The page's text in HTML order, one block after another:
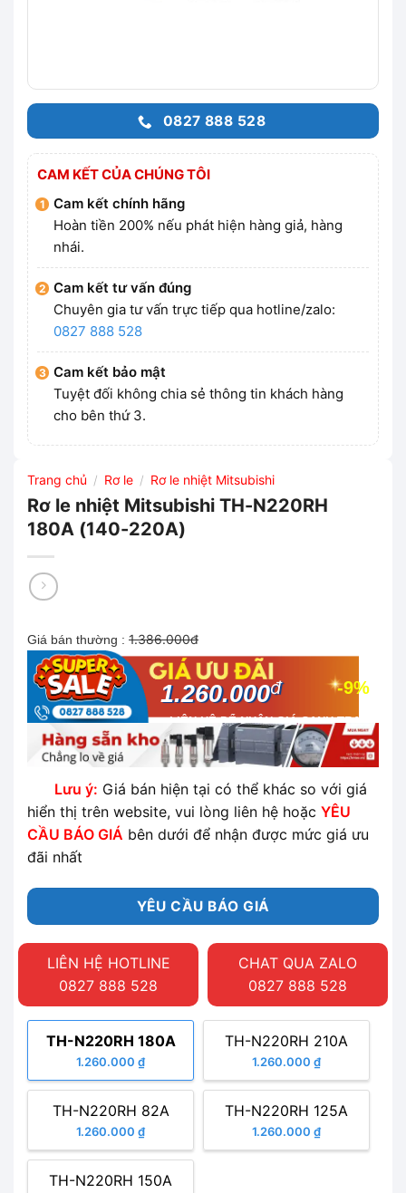
0827 888 528
CAM KẾT CỦA CHÚNG TÔI
Cam kết chính hãng
Hoàn tiền 200% nếu phát hiện hàng giả, hàng
nhái.
Cam kết tư vấn đúng
Chuyên gia tư vấn trực tiếp qua hotline/zalo:
0827 888 528
Cam kết bảo mật
Tuyệt đối không chia sẻ thông tin khách hàng
cho bên thứ 3.
Trang chủ / Rơ le / Rơ le nhiệt Mitsubishi
Rơ le nhiệt Mitsubishi TH-N220RH
180A (140-220A)
Giá bán thường : 1.386.000đ
-9%
1.260.000đ
LIÊN HỆ ĐỂ NHẬN GIÁ CẠNH TRANH
NHẤT THỊ TRƯỜNG
Lưu ý: Giá bán hiện tại có thể khác so với giá
hiển thị trên website, vui lòng liên hệ hoặc YÊU
CẦU BÁO GIÁ bên dưới để nhận được mức giá ưu
đãi nhất
YÊU CẦU BÁO GIÁ
LIÊN HỆ HOTLINE
0827 888 528
CHAT QUA ZALO
0827 888 528
TH-N220RH 180A
1.260.000 ₫
TH-N220RH 210A
1.260.000 ₫
TH-N220RH 82A
1.260.000 ₫
TH-N220RH 125A
1.260.000 ₫
TH-N220RH 150A